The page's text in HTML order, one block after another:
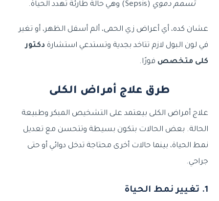
تسمم دموي
عشان كده، أي أعراض زي الحمى، ألم أسفل الظهر، أو تغير
في لون البول لازم تتاخد بجدية وتستدعي استشارة دكتور
كلى متخصص فورًا.
طرق علاج أمراض الكلى
علاج أمراض الكلى بيعتمد على التشخيص المبكر وطبيعة
الحالة. بعض الحالات بتكون بسيطة وتتحسن مع تعديل
نمط الحياة، بينما حالات أخرى محتاجة تدخل دوائي أو حتى
جراحي.
1. تغيير نمط الحياة